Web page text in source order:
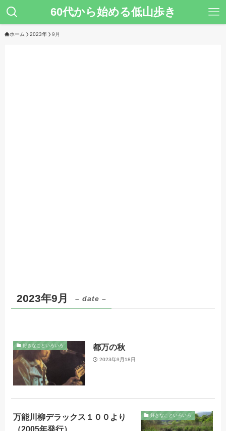
60代から始める低山歩き
ホーム 2023年 9月
2023年9月 – date –
好きなこといろいろ 都万の秋
2023年9月18日
好きなこといろいろ
万能川柳デラックス１００より
（2005年発行）